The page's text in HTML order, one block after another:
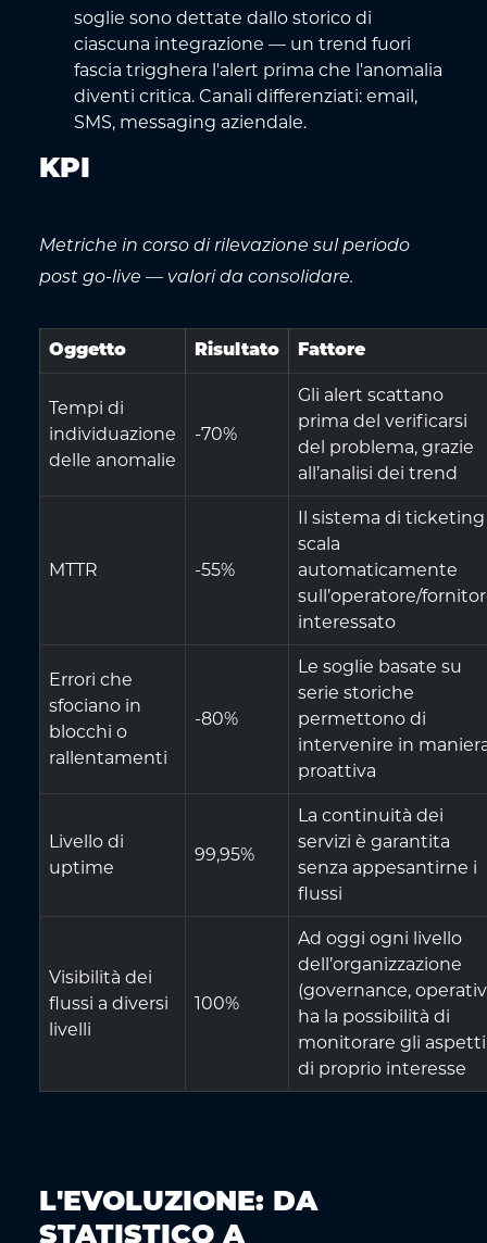
soglie sono dettate dallo storico di
ciascuna integrazione — un trend fuori
fascia trigghera l'alert prima che l'anomalia
diventi critica. Canali differenziati: email,
SMS, messaging aziendale.
KPI
Metriche in corso di rilevazione sul periodo
post go-live — valori da consolidare.
Oggetto Risultato Fattore
Tempi di
individuazione
delle anomalie
-70%
Gli alert scattano
prima del verificarsi
del problema, grazie
all’analisi dei trend
MTTR -55%
Il sistema di ticketing
scala
automaticamente
sull’operatore/
interessato
Errori che
sfociano in
blocchi o
rallentamenti
-80%
Le soglie basate su
serie storiche
permettono di
intervenire in
proattiva
Livello di
uptime
99,95%
La continuità dei
servizi è garantita
senza appesantirne i
flussi
Visibilità dei
flussi a diversi
livelli
100%
Ad oggi ogni livello
dell’organizzazione
(governance,
ha la possibilità di
monitorare gli aspetti
di proprio interesse
L'EVOLUZIONE: DA
STATISTICO A